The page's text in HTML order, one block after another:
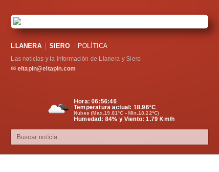
LLANERA SIERO POLÍTICA
Las noticias y la información de Llanera y Siero
✉ eltapin@eltapin.com
Hora:06:56:46
Temperatura actual: 18.96°C
Nubes (Max.19.81ºC - Min.18.22ºC)
Humedad: 84% y Viento: 1.79 Km/h